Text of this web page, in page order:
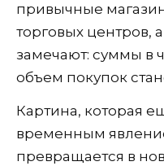
привычные
торговых центров,
замечают: суммы в
объем покупок
Картина, которая
временным
превращается в